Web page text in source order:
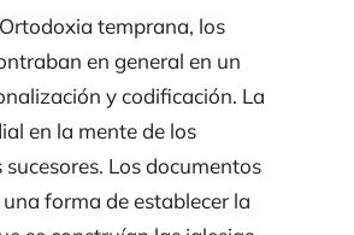
temprana, los
en general en un
y codificación. La
en la mente de los
Los documentos
forma de establecer la